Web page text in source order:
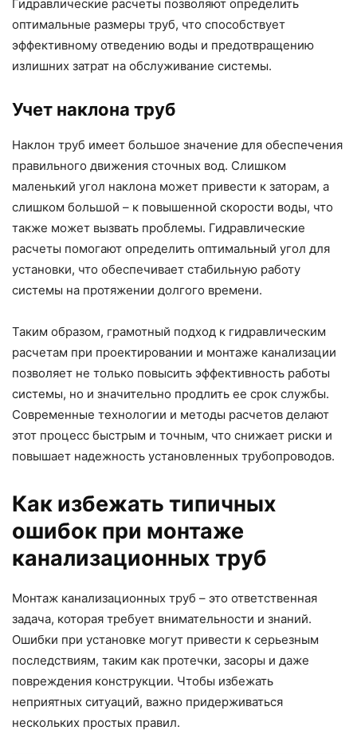
Гидравлические расчеты позволяют определить
оптимальные размеры труб, что способствует
эффективному отведению воды и предотвращению
излишних затрат на обслуживание системы.
Учет наклона труб
Наклон труб имеет большое значение для обеспечения
правильного движения сточных вод. Слишком
маленький угол наклона может привести к заторам, а
слишком большой – к повышенной скорости воды, что
также может вызвать проблемы. Гидравлические
расчеты помогают определить оптимальный угол для
установки, что обеспечивает стабильную работу
системы на протяжении долгого времени.
Таким образом, грамотный подход к гидравлическим
расчетам при проектировании и монтаже канализации
позволяет не только повысить эффективность работы
системы, но и значительно продлить ее срок службы.
Современные технологии и методы расчетов делают
этот процесс быстрым и точным, что снижает риски и
повышает надежность установленных трубопроводов.
Как избежать типичных
ошибок при монтаже
канализационных труб
Монтаж канализационных труб – это ответственная
задача, которая требует внимательности и знаний.
Ошибки при установке могут привести к серьезным
последствиям, таким как протечки, засоры и даже
повреждения конструкции. Чтобы избежать
неприятных ситуаций, важно придерживаться
нескольких простых правил.